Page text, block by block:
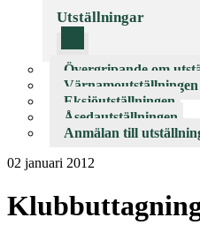
Utställningar
Övergripande om
Värnamoutställningen
Eksjöutställningen
Åsedautställningen
Anmälan till
02 januari 2012